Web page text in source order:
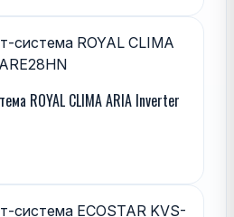
ROYAL CLIMA ARIA Inverter